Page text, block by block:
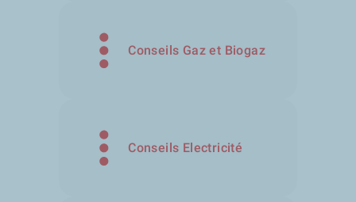
Conseils Gaz et Biogaz
Conseils Electricité